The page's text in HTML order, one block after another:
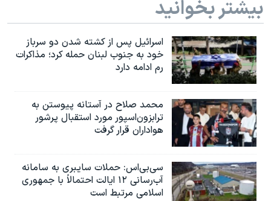
بیشتر بخوانید
اسرائیل پس از کشته شدن دو سرباز
خود به جنوب لبنان حمله کرد؛ مذاکرات
رم ادامه دارد
محمد صلاح در آستانه پیوستن به
ترابزون‌اسپور مورد استقبال پرشور
هواداران قرار گرفت
سی‌بی‌اس: حملات سایبری به سامانه
آب‌رسانی ۱۲ ایالت احتمالاً با جمهوری
اسلامی مرتبط است